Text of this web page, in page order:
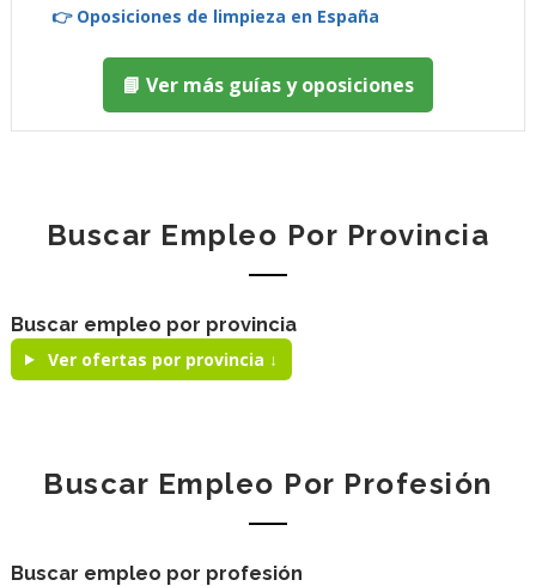
👉 Oposiciones de limpieza en España
📘 Ver más guías y oposiciones
Buscar Empleo Por Provincia
Buscar empleo por provincia
Ver ofertas por provincia ↓
Buscar Empleo Por Profesión
Buscar empleo por profesión